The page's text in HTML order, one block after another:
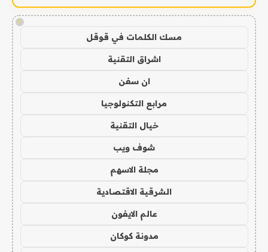
!
مسك الكلمات في قوقل
اشراق التقنية
ان سفن
مرابع التكنولوجيا
خيال التقنية
شوف ويب
مجلة الاسهم
الشرقية الاقتصادية
عالم الايفون
مدونة كوكان